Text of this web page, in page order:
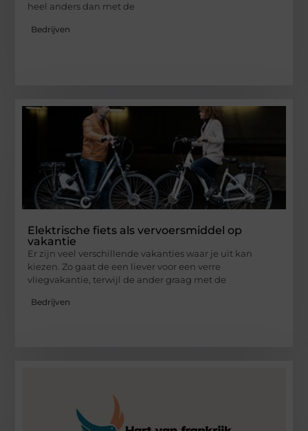
heel anders dan met de
Bedrijven
Elektrische fiets als vervoersmiddel op
vakantie
Er zijn veel verschillende vakanties waar je uit kan
kiezen. Zo gaat de een liever voor een verre
vliegvakantie, terwijl de ander graag met de
Bedrijven